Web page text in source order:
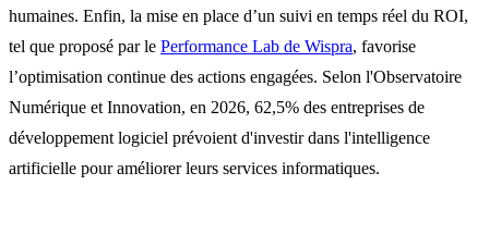
humaines. Enfin, la mise en place d’un suivi en temps réel du ROI,
tel que proposé par le Performance Lab de Wispra, favorise
l’optimisation continue des actions engagées. Selon l'Observatoire
Numérique et Innovation, en 2026, 62,5% des entreprises de
développement logiciel prévoient d'investir dans l'intelligence
artificielle pour améliorer leurs services informatiques.